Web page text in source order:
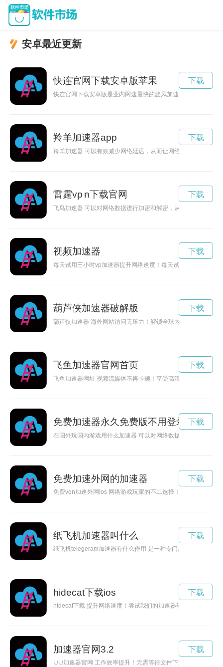
安卓最近更新
快连官网下载安卓版苹果
快连官网下载安卓版是业内网速最快的旋风加速器. 超快网速，
下载
羚羊加速器app
羚羊加速器 可以有效减少网络延迟，从而让网络应用更加流畅
下载
雷霆vp n下载官网
飞鸟加速器 可以对网络数据进行加密和解密，从而防止数据泄
下载
视频加速器
每天试用三小时vp加速器提升网络速度！每天试用三小时vp加
下载
葫芦侠加速器破解版
葫芦侠加速器 海外网站访问无压力！解锁全球内容，尽情畅游
下载
飞鱼加速器官网首页
飞鱼加速器网址 视频流媒体不再卡顿！享受高清视频流畅播放
下载
免费加速器永久免费版不用登录
在国外玩国内游戏用什么加速器 可以对网络数据进行加密和解
下载
免费加速外网的加速器
免费vqn加速外网ios 网络游戏玩家的不二选择！我们的加速器
下载
纸飞机加速器叫什么
纸飞机telegeram加速器有什么作用 是一种专门用于提高网络
下载
hidecat下载ios
hidecat下载 提升网络速度！尝试我们的加速器软件，享受更
下载
加速器官网3.2
∪∪加速器官网 工作效率提升！无需等待文件下载，∪∪加速器
下载